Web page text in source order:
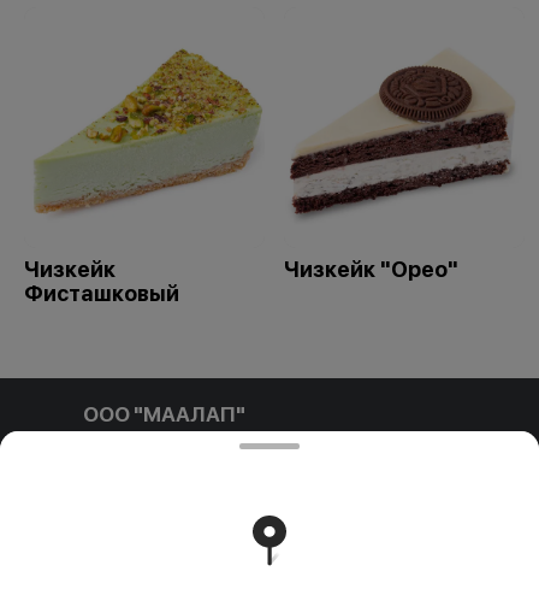
Чизкейк
Фисташковый
Чизкейк "Орео"
ООО "МААЛАП"
ООО "МААЛАП" УНП 791411769 212001, г. Могилев, ул.
района г. Могилева 16.09.2025 г.
Работает на эффективном ядре